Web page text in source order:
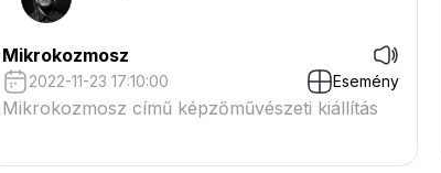
Mikrokozmosz
2022-11-23 17:10:00 Esemény
Mikrokozmosz című képzőművészeti kiállítás